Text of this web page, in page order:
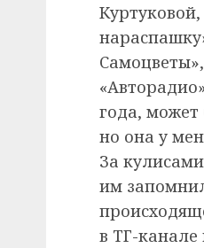
года, может
но она у
За
им
в ТГ-канале